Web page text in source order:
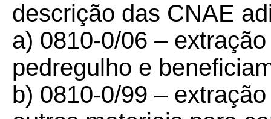
descrição das CNAE
a) 0810-0/06 –
pedregulho e
b) 0810-0/99 –